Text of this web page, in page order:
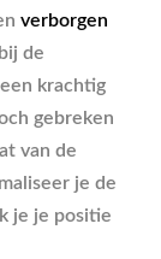
verborgen
de
krachtig
gebreken
van de
je de
je je positie